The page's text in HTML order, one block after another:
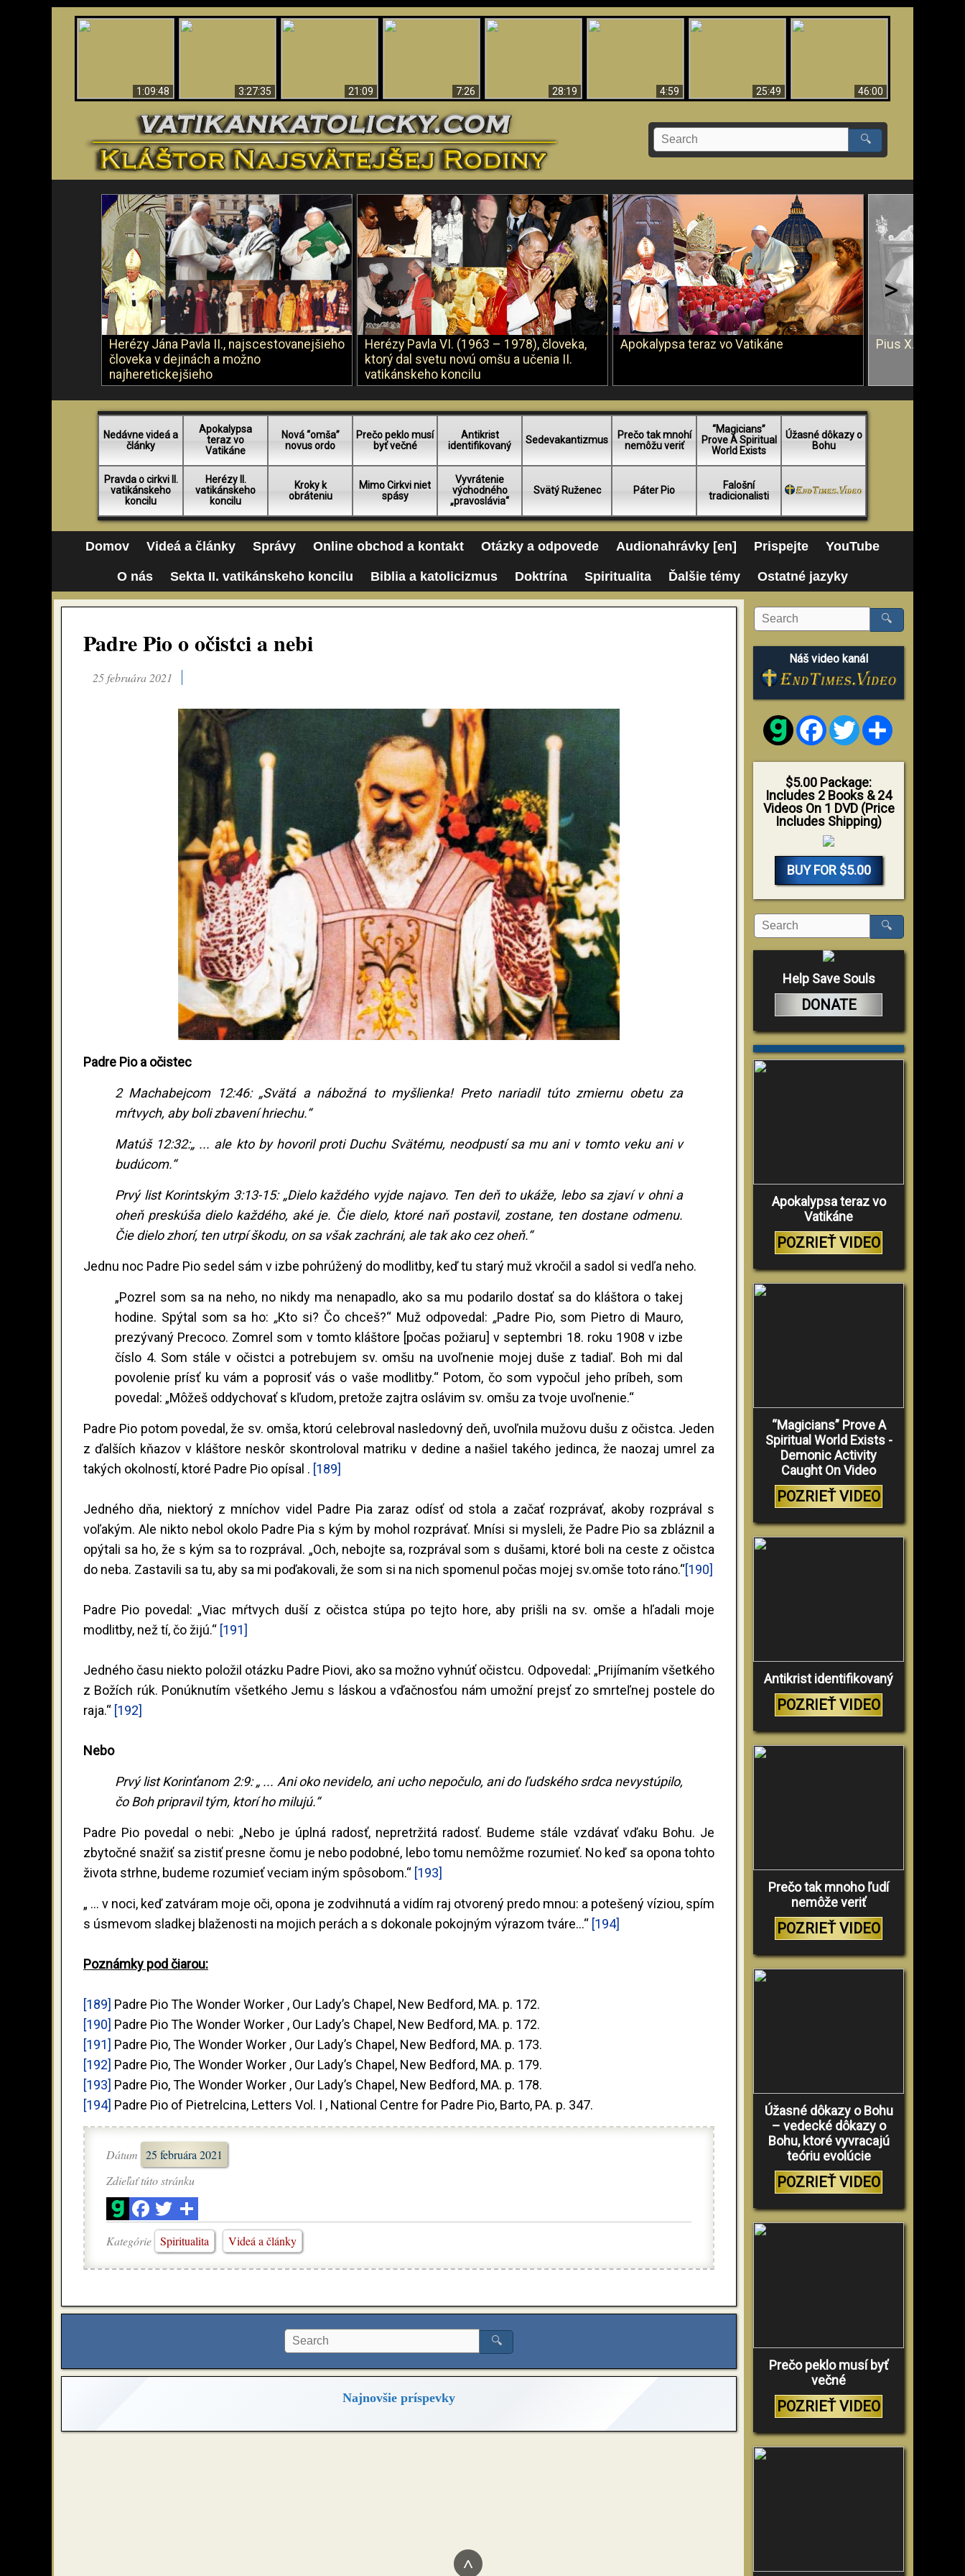
1:09:48 3:27:35
21:09
7:26 28:19
4:59
25:49 46:00
🔍
Herézy Jána Pavla II., najscestovanejšieho
človeka v dejinách a možno
najheretickejšieho
Herézy Pavla VI. (1963 – 1978), človeka,
ktorý dal svetu novú omšu a učenia II.
vatikánskeho koncilu
Apokalypsa teraz vo Vatikáne Pius X. vs. Ján
>
Nedávne videá a
články
Apokalypsa
teraz vo
Vatikáne
Nová “omša”
novus ordo
Prečo peklo musí
byť večné
Antikrist
identifikovaný
Sedevakantizmus
Prečo tak mnohí
nemôžu veriť
“Magicians”
Prove A Spiritual
World Exists
Úžasné dôkazy o
Bohu
Pravda o cirkvi II.
vatikánskeho
koncilu
Herézy II.
vatikánskeho
koncilu
Kroky k
obráteniu
Mimo Cirkvi niet
spásy
Vyvrátenie
východného
„pravoslávia“
Svätý Ruženec Páter Pio
Falošní
tradicionalisti
Domov Videá a články Správy Online obchod a kontakt Otázky a odpovede Audionahrávky [en] Prispejte YouTube
O nás Sekta II. vatikánskeho koncilu Biblia a katolicizmus Doktrína Spiritualita Ďalšie témy Ostatné jazyky
Padre Pio o očistci a nebi
25 februára 2021
Padre Pio a očistec
2 Machabejcom 12:46: „Svätá a nábožná to myšlienka! Preto nariadil túto zmiernu obetu za
mŕtvych, aby boli zbavení hriechu.“
Matúš 12:32:„ ... ale kto by hovoril proti Duchu Svätému, neodpustí sa mu ani v tomto veku ani v
budúcom.“
Prvý list Korintským 3:13-15: „Dielo každého vyjde najavo. Ten deň to ukáže, lebo sa zjaví v ohni a
oheň preskúša dielo každého, aké je. Čie dielo, ktoré naň postavil, zostane, ten dostane odmenu.
Čie dielo zhorí, ten utrpí škodu, on sa však zachráni, ale tak ako cez oheň.“
Jednu noc Padre Pio sedel sám v izbe pohrúžený do modlitby, keď tu starý muž vkročil a sadol si vedľa neho.
„Pozrel som sa na neho, no nikdy ma nenapadlo, ako sa mu podarilo dostať sa do kláštora o takej
hodine. Spýtal som sa ho: „Kto si? Čo chceš?“ Muž odpovedal: „Padre Pio, som Pietro di Mauro,
prezývaný Precoco. Zomrel som v tomto kláštore [počas požiaru] v septembri 18. roku 1908 v izbe
číslo 4. Som stále v očistci a potrebujem sv. omšu na uvoľnenie mojej duše z tadiaľ. Boh mi dal
povolenie prísť ku vám a poprosiť vás o vaše modlitby.“ Potom, čo som vypočul jeho príbeh, som
povedal: „Môžeš oddychovať s kľudom, pretože zajtra oslávim sv. omšu za tvoje uvoľnenie.“
Padre Pio potom povedal, že sv. omša, ktorú celebroval nasledovný deň, uvoľnila mužovu dušu z očistca. Jeden
z ďalších kňazov v kláštore neskôr skontroloval matriku v dedine a našiel takého jedinca, že naozaj umrel za
takých okolností, ktoré Padre Pio opísal . [189]
Jedného dňa, niektorý z mníchov videl Padre Pia zaraz odísť od stola a začať rozprávať, akoby rozprával s
voľakým. Ale nikto nebol okolo Padre Pia s kým by mohol rozprávať. Mnísi si mysleli, že Padre Pio sa zbláznil a
opýtali sa ho, že s kým sa to rozprával. „Och, nebojte sa, rozprával som s dušami, ktoré boli na ceste z očistca
do neba. Zastavili sa tu, aby sa mi poďakovali, že som si na nich spomenul počas mojej sv.omše toto ráno.“[190]
Padre Pio povedal: „Viac mŕtvych duší z očistca stúpa po tejto hore, aby prišli na sv. omše a hľadali moje
modlitby, než tí, čo žijú.“ [191]
Jedného času niekto položil otázku Padre Piovi, ako sa možno vyhnúť očistcu. Odpovedal: „Prijímaním všetkého
z Božích rúk. Ponúknutím všetkého Jemu s láskou a vďačnosťou nám umožní prejsť zo smrteľnej postele do
raja.“ [192]
Nebo
Prvý list Korinťanom 2:9: „ ... Ani oko nevidelo, ani ucho nepočulo, ani do ľudského srdca nevystúpilo,
čo Boh pripravil tým, ktorí ho milujú.“
Padre Pio povedal o nebi: „Nebo je úplná radosť, nepretržitá radosť. Budeme stále vzdávať vďaku Bohu. Je
zbytočné snažiť sa zistiť presne čomu je nebo podobné, lebo tomu nemôžme rozumieť. No keď sa opona tohto
života strhne, budeme rozumieť veciam iným spôsobom.“ [193]
„ ... v noci, keď zatváram moje oči, opona je zodvihnutá a vidím raj otvorený predo mnou: a potešený víziou, spím
s úsmevom sladkej blaženosti na mojich perách a s dokonale pokojným výrazom tváre...“ [194]
Poznámky pod čiarou:
[189] Padre Pio The Wonder Worker , Our Lady’s Chapel, New Bedford, MA. p. 172.
[190] Padre Pio The Wonder Worker , Our Lady’s Chapel, New Bedford, MA. p. 172.
[191] Padre Pio, The Wonder Worker , Our Lady’s Chapel, New Bedford, MA. p. 173.
[192] Padre Pio, The Wonder Worker , Our Lady’s Chapel, New Bedford, MA. p. 179.
[193] Padre Pio, The Wonder Worker , Our Lady’s Chapel, New Bedford, MA. p. 178.
[194] Padre Pio of Pietrelcina, Letters Vol. I , National Centre for Padre Pio, Barto, PA. p. 347.
Dátum 25 februára 2021
Zdieľať túto stránku
Kategórie Spiritualita Videá a články
🔍
Najnovšie príspevky
🔍
Náš video kanál
FacebookTwitter
$5.00 Package:
Includes 2 Books & 24
Videos On 1 DVD (Price
Includes Shipping)
BUY FOR $5.00
🔍
Help Save Souls
DONATE
Apokalypsa teraz vo
Vatikáne
POZRIEŤ VIDEO
“Magicians” Prove A
Spiritual World Exists -
Demonic Activity
Caught On Video
POZRIEŤ VIDEO
Antikrist identifikovaný
POZRIEŤ VIDEO
Prečo tak mnoho ľudí
nemôže veriť
POZRIEŤ VIDEO
Úžasné dôkazy o Bohu
– vedecké dôkazy o
Bohu, ktoré vyvracajú
teóriu evolúcie
POZRIEŤ VIDEO
Prečo peklo musí byť
večné
POZRIEŤ VIDEO
^